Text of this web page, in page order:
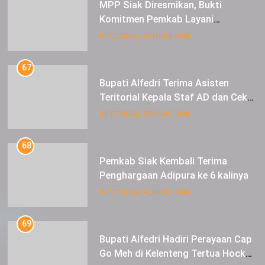
Bupati Alfedri Terima Asisten
Teritorial Kepala Staf AD dan Cek
Kesiapan Acara TMMD
INFOTORIAL PEMKAB SIAK
68
Pemkab Siak Kembali Terima
Penghargaan Adipura ke 6 kalinya
INFOTORIAL PEMKAB SIAK
69
Bupati Alfedri Hadiri Perayaan Cap
Go Meh di Kelenteng Tertua Hock
Siu Kiong Kota Siak Sri Indrapura
INFOTORIAL PEMKAB SIAK
70
Perbaikan Jalan Utama Siak-
Sungai Mandau Jadi Prioritas